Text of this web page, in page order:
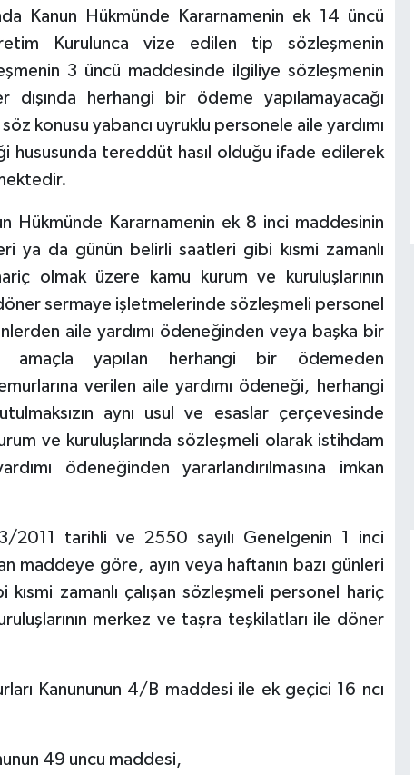
Kanun Hükmünde Kararnamenin ek 14 üncü
Kurulunca vize edilen tip sözleşmenin
3 üncü maddesinde ilgiliye sözleşmenin
herhangi bir ödeme yapılamayacağı
konusu yabancı uyruklu personele aile yardımı
hususunda tereddüt hasıl olduğu ifade edilerek
Hükmünde Kararnamenin ek 8 inci maddesinin
ya da günün belirli saatleri gibi kısmi zamanlı
olmak üzere kamu kurum ve kuruluşlarının
sermaye işletmelerinde sözleşmeli personel
aile yardımı ödeneğinden veya başka bir
yapılan herhangi bir ödemeden
verilen aile yardımı ödeneği, herhangi
aynı usul ve esaslar çerçevesinde
ve kuruluşlarında sözleşmeli olarak istihdam
ödeneğinden yararlandırılmasına imkan
3/2011 tarihli ve 2550 sayılı Genelgenin 1 inci
maddeye göre, ayın veya haftanın bazı günleri
zamanlı çalışan sözleşmeli personel hariç
merkez ve taşra teşkilatları ile döner
Kanununun 4/B maddesi ile ek geçici 16 ncı
49 uncu maddesi,